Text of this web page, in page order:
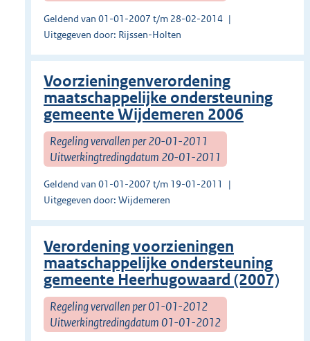
Geldend van 01-01-2007 t/m 28-02-2014
Uitgegeven door: Rijssen-Holten
Voorzieningenverordening
maatschappelijke ondersteuning
gemeente Wijdemeren 2006
Regeling vervallen per 20-01-2011
Uitwerkingtredingdatum 20-01-2011
Geldend van 01-01-2007 t/m 19-01-2011
Uitgegeven door: Wijdemeren
Verordening voorzieningen
maatschappelijke ondersteuning
gemeente Heerhugowaard (2007)
Regeling vervallen per 01-01-2012
Uitwerkingtredingdatum 01-01-2012